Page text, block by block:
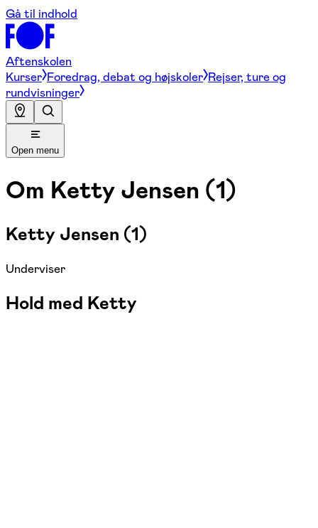
Gå til indhold
Aftenskolen
Kurser Foredrag, debat og højskoler Rejser, ture og
rundvisninger
Open menu
Om Ketty Jensen (1)
Ketty Jensen (1)
Underviser
Hold med Ketty